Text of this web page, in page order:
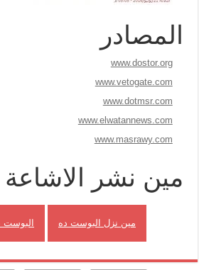
المصادر
www.dostor.org
www.vetogate.com
www.dotmsr.com
www.elwatannews.com
www.masrawy.com
مين نشر الاشاعة
مين نزل البوست ده البوست